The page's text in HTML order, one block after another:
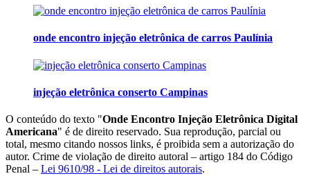
onde encontro injeção eletrônica de carros Paulínia
injeção eletrônica conserto Campinas
O conteúdo do texto "Onde Encontro Injeção Eletrônica Digital
Americana" é de direito reservado. Sua reprodução, parcial ou
total, mesmo citando nossos links, é proibida sem a autorização do
autor. Crime de violação de direito autoral – artigo 184 do Código
Penal – Lei 9610/98 - Lei de direitos autorais.